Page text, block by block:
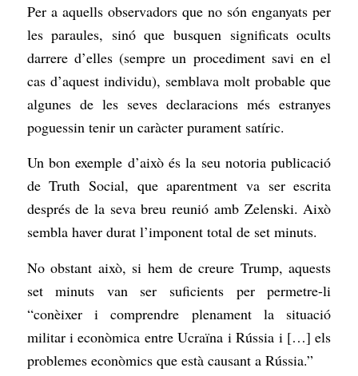
Per a aquells observadors que no són enganyats per
les paraules, sinó que busquen significats ocults
darrere d’elles (sempre un procediment savi en el
cas d’aquest individu), semblava molt probable que
algunes de les seves declaracions més estranyes
poguessin tenir un caràcter purament satíric.
Un bon exemple d’això és la seu notoria publicació
de Truth Social, que aparentment va ser escrita
després de la seva breu reunió amb Zelenski. Això
sembla haver durat l’imponent total de set minuts.
No obstant això, si hem de creure Trump, aquests
set minuts van ser suficients per permetre-li
“conèixer i comprendre plenament la situació
militar i econòmica entre Ucraïna i Rússia i […] els
problemes econòmics que està causant a Rússia.”